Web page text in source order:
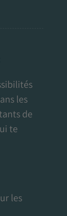
les
de
te
les